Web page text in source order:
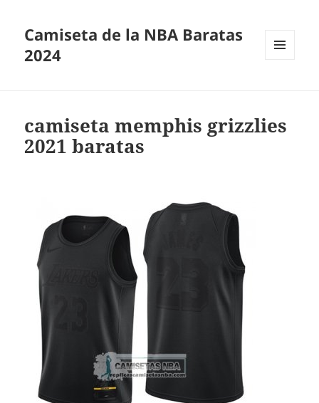
Camiseta de la NBA Baratas
2024
camiseta memphis grizzlies
2021 baratas